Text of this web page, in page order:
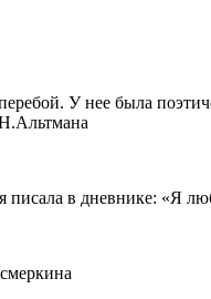
У нее была
в дневнике: «Я